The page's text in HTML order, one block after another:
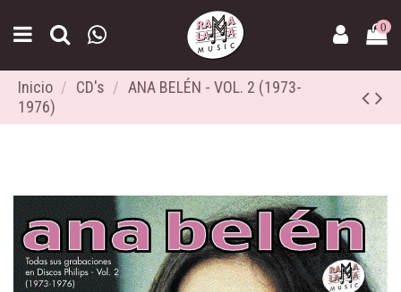
0
Inicio CD's
ANA BELÉN - VOL. 2 (1973-
1976)